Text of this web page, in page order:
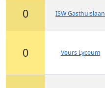
0 ISW Gasthuislaan
0 Veurs Lyceum